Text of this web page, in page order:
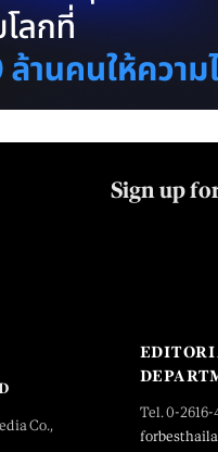
Sign up
Co.,
Tel. 0-2616-